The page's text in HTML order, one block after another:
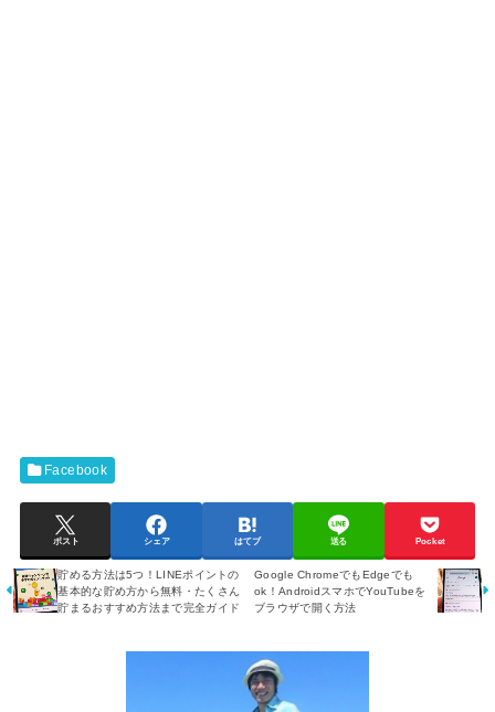
Facebook
ポスト シェア はてブ 送る Pocket
貯める方法は5つ！LINEポイントの
基本的な貯め方から無料・たくさん
貯まるおすすめ方法まで完全ガイド
Google ChromeでもEdgeでも
ok！AndroidスマホでYouTubeを
ブラウザで開く方法